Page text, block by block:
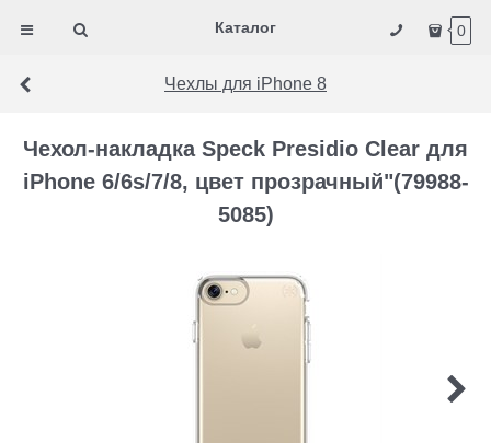
Каталог 0
Чехлы для iPhone 8
Чехол-накладка Speck Presidio Clear для
iPhone 6/6s/7/8, цвет прозрачный"(79988-
5085)